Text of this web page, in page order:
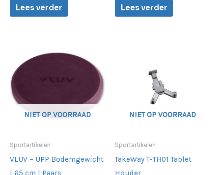
Lees verder Lees verder
NIET OP VOORRAAD
Sportartikelen
VLUV – UPP Bodemgewicht
| 65 cm | Paars
NIET OP VOORRAAD
Sportartikelen
TakeWay T-TH01 Tablet
Houder